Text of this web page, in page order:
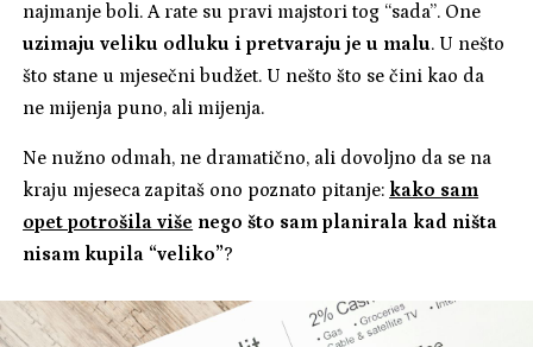
najmanje boli. A rate su pravi majstori tog “sada”. One
uzimaju veliku odluku i pretvaraju je u malu. U nešto
što stane u mjesečni budžet. U nešto što se čini kao da
ne mijenja puno, ali mijenja.
Ne nužno odmah, ne dramatično, ali dovoljno da se na
kraju mjeseca zapitaš ono poznato pitanje: kako sam
opet potrošila više nego što sam planirala kad ništa
nisam kupila “veliko”?